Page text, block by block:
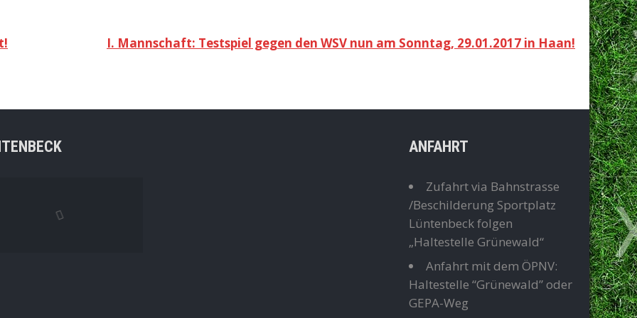
I. Mannschaft: Testspiel gegen den WSV nun am Sonntag, 29.01.2017 in Haan!
ANFAHRT
Zufahrt via Bahnstrasse
/Beschilderung Sportplatz
Lüntenbeck folgen
„Haltestelle Grünewald“
Anfahrt mit dem ÖPNV:
Haltestelle “Grünewald” oder
GEPA-Weg